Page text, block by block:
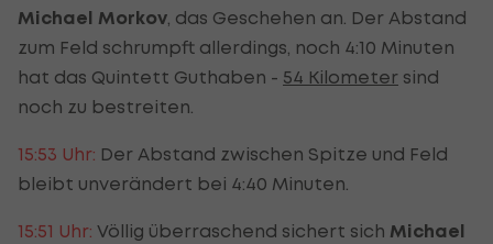
Michael Morkov , das Geschehen an. Der Abstand
zum Feld schrumpft allerdings, noch 4:10 Minuten
hat das Quintett Guthaben - 54 Kilometer sind
noch zu bestreiten.
15:53 Uhr: Der Abstand zwischen Spitze und Feld
bleibt unverändert bei 4:40 Minuten.
15:51 Uhr: Völlig überraschend sichert sich Michael